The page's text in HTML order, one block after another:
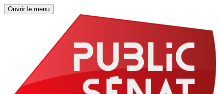
Ouvrir le menu